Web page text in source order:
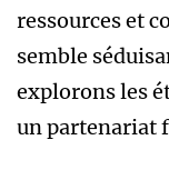
ressources et
semble
explorons les
un partenariat